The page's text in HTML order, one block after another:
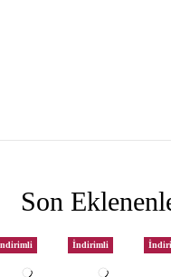
Son
İndirimli